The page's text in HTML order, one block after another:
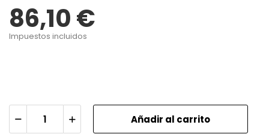
86,10 €
Impuestos incluidos
Añadir al carrito